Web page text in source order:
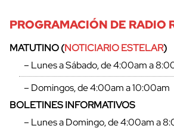
PROGRAMACIÓN DE RADIO
MATUTINO (NOTICIARIO ESTELAR)
– Lunes a Sábado, de 4:00am a
– Domingos, de 4:00am a 10:00am
BOLETINES INFORMATIVOS
– Lunes a Domingo, de 4:00am a